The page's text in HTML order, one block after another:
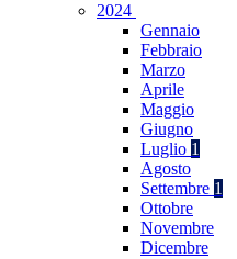
2024
Gennaio
Febbraio
Marzo
Aprile
Maggio
Giugno
Luglio 1
Agosto
Settembre 1
Ottobre
Novembre
Dicembre